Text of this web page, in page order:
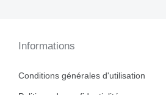
Informations
Conditions générales d'utilisation